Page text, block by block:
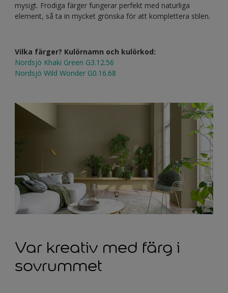
mysigt. Frodiga färger fungerar perfekt med naturliga
element, så ta in mycket grönska för att komplettera stilen.
Vilka färger? Kulörnamn och kulörkod:
Nordsjö Khaki Green G3.12.56
Nordsjö Wild Wonder G0.16.68
Var kreativ med färg i
sovrummet